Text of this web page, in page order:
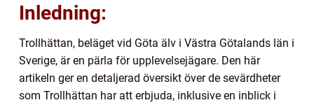
Inledning:
Trollhättan, beläget vid Göta älv i Västra Götalands län i
Sverige, är en pärla för upplevelsejägare. Den här
artikeln ger en detaljerad översikt över de sevärdheter
som Trollhättan har att erbjuda, inklusive en inblick i